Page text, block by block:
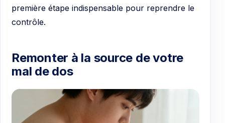
première étape indispensable pour reprendre le
contrôle.
Remonter à la source de votre
mal de dos